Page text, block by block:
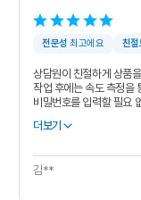
전문성 최고에요 친절
상담원이 친절하게 상품
작업 후에는 속도 측정을 통해
비밀번호를 입력할 필요
방법을 알려주셨습니다.
이전 통신사 보다 빠른
티비 채널 구성도 마음에
김**